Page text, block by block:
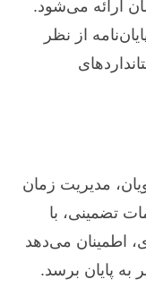
ارائه می‌شود.
از نظر
مدیریت زمان
تضمینی، با
اطمینان می‌دهد
به پایان برسد.